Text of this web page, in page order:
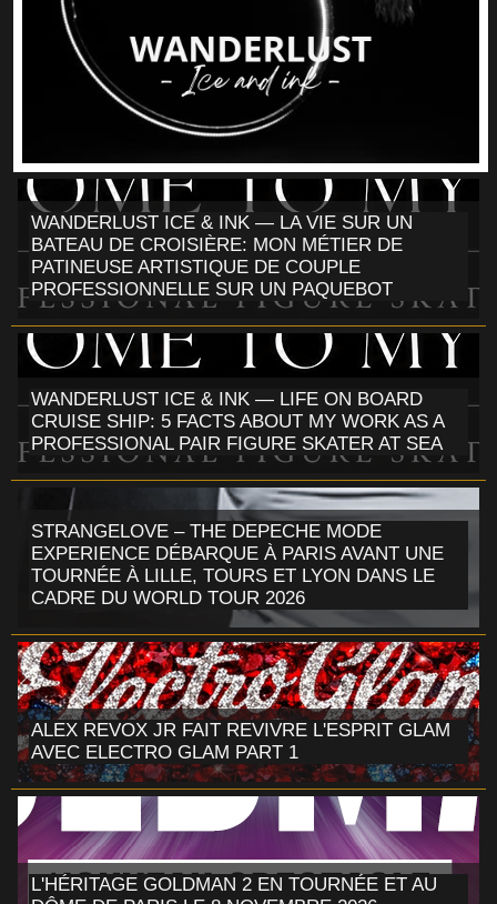
WANDERLUST ICE & INK — LA VIE SUR UN
BATEAU DE CROISIÈRE: MON MÉTIER DE
PATINEUSE ARTISTIQUE DE COUPLE
PROFESSIONNELLE SUR UN PAQUEBOT
WANDERLUST ICE & INK — LIFE ON BOARD
CRUISE SHIP: 5 FACTS ABOUT MY WORK AS A
PROFESSIONAL PAIR FIGURE SKATER AT SEA
STRANGELOVE – THE DEPECHE MODE
EXPERIENCE DÉBARQUE À PARIS AVANT UNE
TOURNÉE À LILLE, TOURS ET LYON DANS LE
CADRE DU WORLD TOUR 2026
ALEX REVOX JR FAIT REVIVRE L'ESPRIT GLAM
AVEC ELECTRO GLAM PART 1
L'HÉRITAGE GOLDMAN 2 EN TOURNÉE ET AU